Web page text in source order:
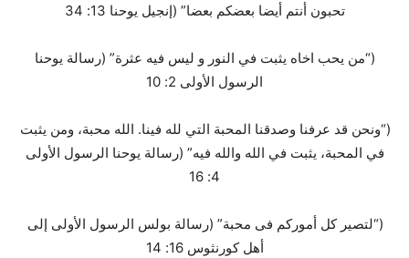
تحبون أنتم أيضا بعضكم بعضا” (إنجيل يوحنا 13: 34
(“من يحب اخاه يثبت في النور و ليس فيه عثرة” (رسالة يوحنا
الرسول الأولى 2: 10
(“ونحن قد عرفنا وصدقنا المحبة التي لله فينا. الله محبة، ومن يثبت
في المحبة، يثبت في الله والله فيه” (رسالة يوحنا الرسول الأولى
4: 16
(“لتصير كل أموركم فى محبة” (رسالة بولس الرسول الأولى إلى
أهل كورنثوس 16: 14